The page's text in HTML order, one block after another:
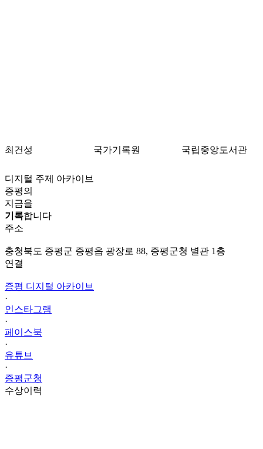
최건성 국가기록원 국립중앙도서관
디지털 주제 아카이브
증평의
지금을
기록합니다
주소
충청북도 증평군 증평읍 광장로 88, 증평군청 별관 1층
연결
증평 디지털 아카이브
·
인스타그램
·
페이스북
·
유튜브
·
증평군청
수상이력